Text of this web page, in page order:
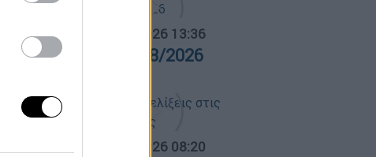
Ώρα Ελλάδος... 05.08.2026 13:36
Ώρα Ελλάδος 05/08/2026
06.08.2026 08:20